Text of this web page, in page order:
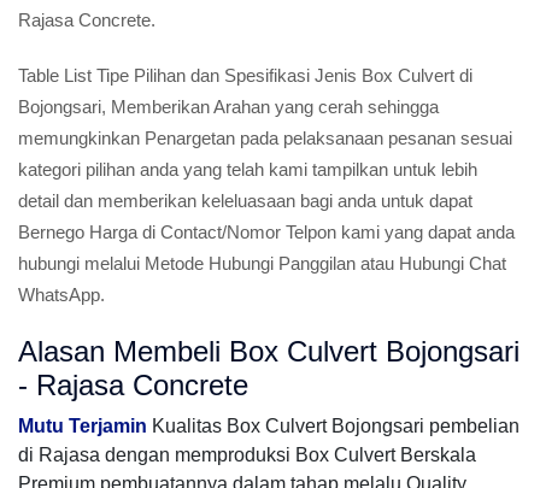
Rajasa Concrete.
Table List Tipe Pilihan dan Spesifikasi Jenis Box Culvert di
Bojongsari, Memberikan Arahan yang cerah sehingga
memungkinkan Penargetan pada pelaksanaan pesanan sesuai
kategori pilihan anda yang telah kami tampilkan untuk lebih
detail dan memberikan keleluasaan bagi anda untuk dapat
Bernego Harga di Contact/Nomor Telpon kami yang dapat anda
hubungi melalui Metode Hubungi Panggilan atau Hubungi Chat
WhatsApp.
Alasan Membeli Box Culvert Bojongsari
- Rajasa Concrete
Mutu Terjamin Kualitas Box Culvert Bojongsari pembelian
di Rajasa dengan memproduksi Box Culvert Berskala
Premium pembuatannya dalam tahap melalu Quality